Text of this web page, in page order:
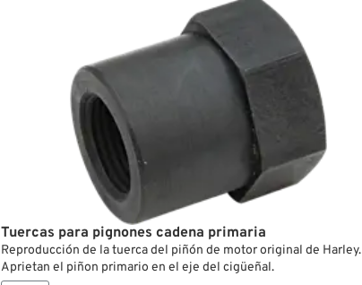
Tuercas para pignones cadena primaria
Reproducción de la tuerca del piñón de motor original de Harley.
Aprietan el piñon primario en el eje del cigüeñal.